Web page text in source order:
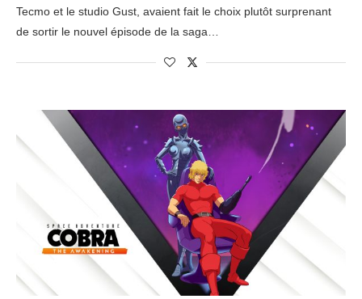
Tecmo et le studio Gust, avaient fait le choix plutôt surprenant
de sortir le nouvel épisode de la saga…